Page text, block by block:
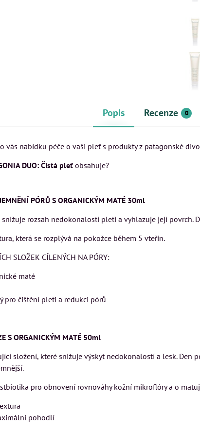
Popis Recenze 0
vás nabídku péče o vaši pleť s produkty z patagonské
DUO: Čistá pleťobsahuje?
PÓRŮ S ORGANICKÝM MATÉ 30ml
snižuje rozsah nedokonalostí pleti a vyhlazuje její povrch.
která se rozplývá na pokožce během 5 vteřin.
SLOŽEK CÍLENÝCH NA PÓRY:
maté
pro čištění pleti a redukci pórů
S ORGANICKÝM MATÉ 50ml
složení, které snižuje výskyt nedokonalostí a lesk. Den
pro obnovení rovnováhy kožní mikroflóry a o
pohodlí